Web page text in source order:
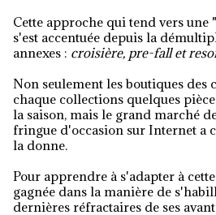
Cette approche qui tend vers une
s'est accentuée depuis la
annexes : croisière, pre-fall et
Non seulement les boutiques des
chaque collections quelques
la saison, mais le grand marché
fringue d'occasion sur Internet a
la donne.
Pour apprendre à s'adapter à
gagnée dans la manière de
dernières réfractaires de ses